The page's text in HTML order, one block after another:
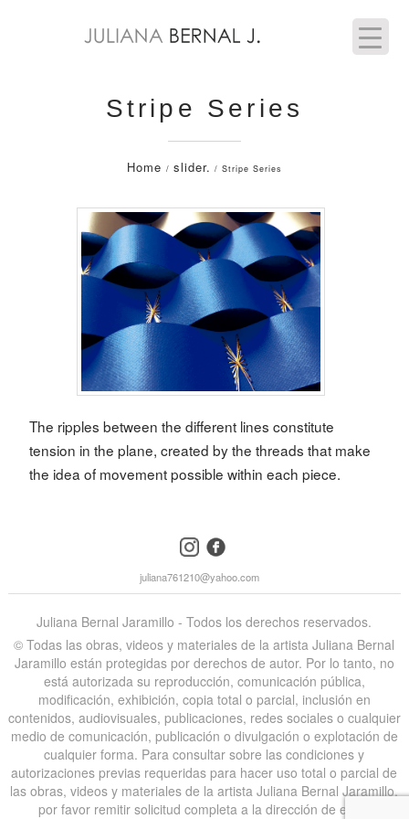
Stripe Series
Home/slider. / Stripe Series
The ripples between the different lines constitute
tension in the plane, created by the threads that make
the idea of movement possible within each piece.
instagramfacebook
juliana761210@yahoo.com
Juliana Bernal Jaramillo - Todos los derechos reservados.
©️ Todas las obras, videos y materiales de la artista Juliana Bernal
Jaramillo están protegidas por derechos de autor. Por lo tanto, no
está autorizada su reproducción, comunicación pública,
modificación, exhibición, copia total o parcial, inclusión en
contenidos, audiovisuales, publicaciones, redes sociales o cualquier
medio de comunicación, publicación o divulgación o explotación de
cualquier forma. Para consultar sobre las condiciones y
autorizaciones previas requeridas para hacer uso total o parcial de
las obras, videos y materiales de la artista Juliana Bernal Jaramillo,
por favor remitir solicitud completa a la dirección de email